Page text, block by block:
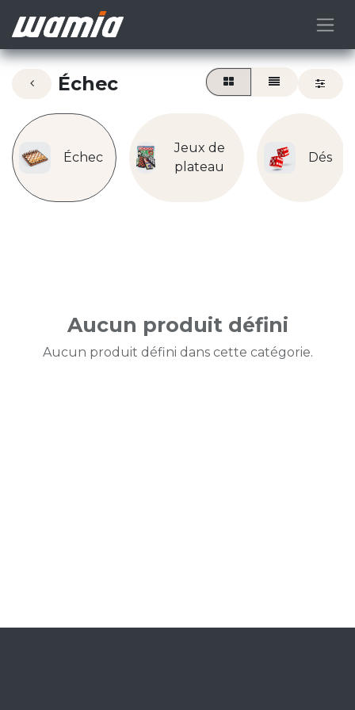
Échec
Échec
Jeux de
plateau
Dés
Aucun produit défini
Aucun produit défini dans cette catégorie.